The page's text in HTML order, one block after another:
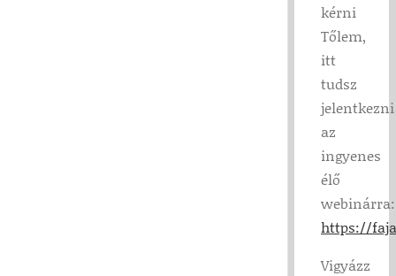
kérni
Tőlem,
itt
tudsz
jelentkezni
az
ingyenes
élő
webinárra:
https://
Vigyázz